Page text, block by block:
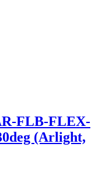
FLB-FLEX-
(Arlight,